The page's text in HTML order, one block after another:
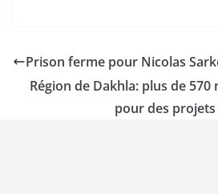
Prison ferme pour Nicolas
Région de Dakhla: plus de
pour des